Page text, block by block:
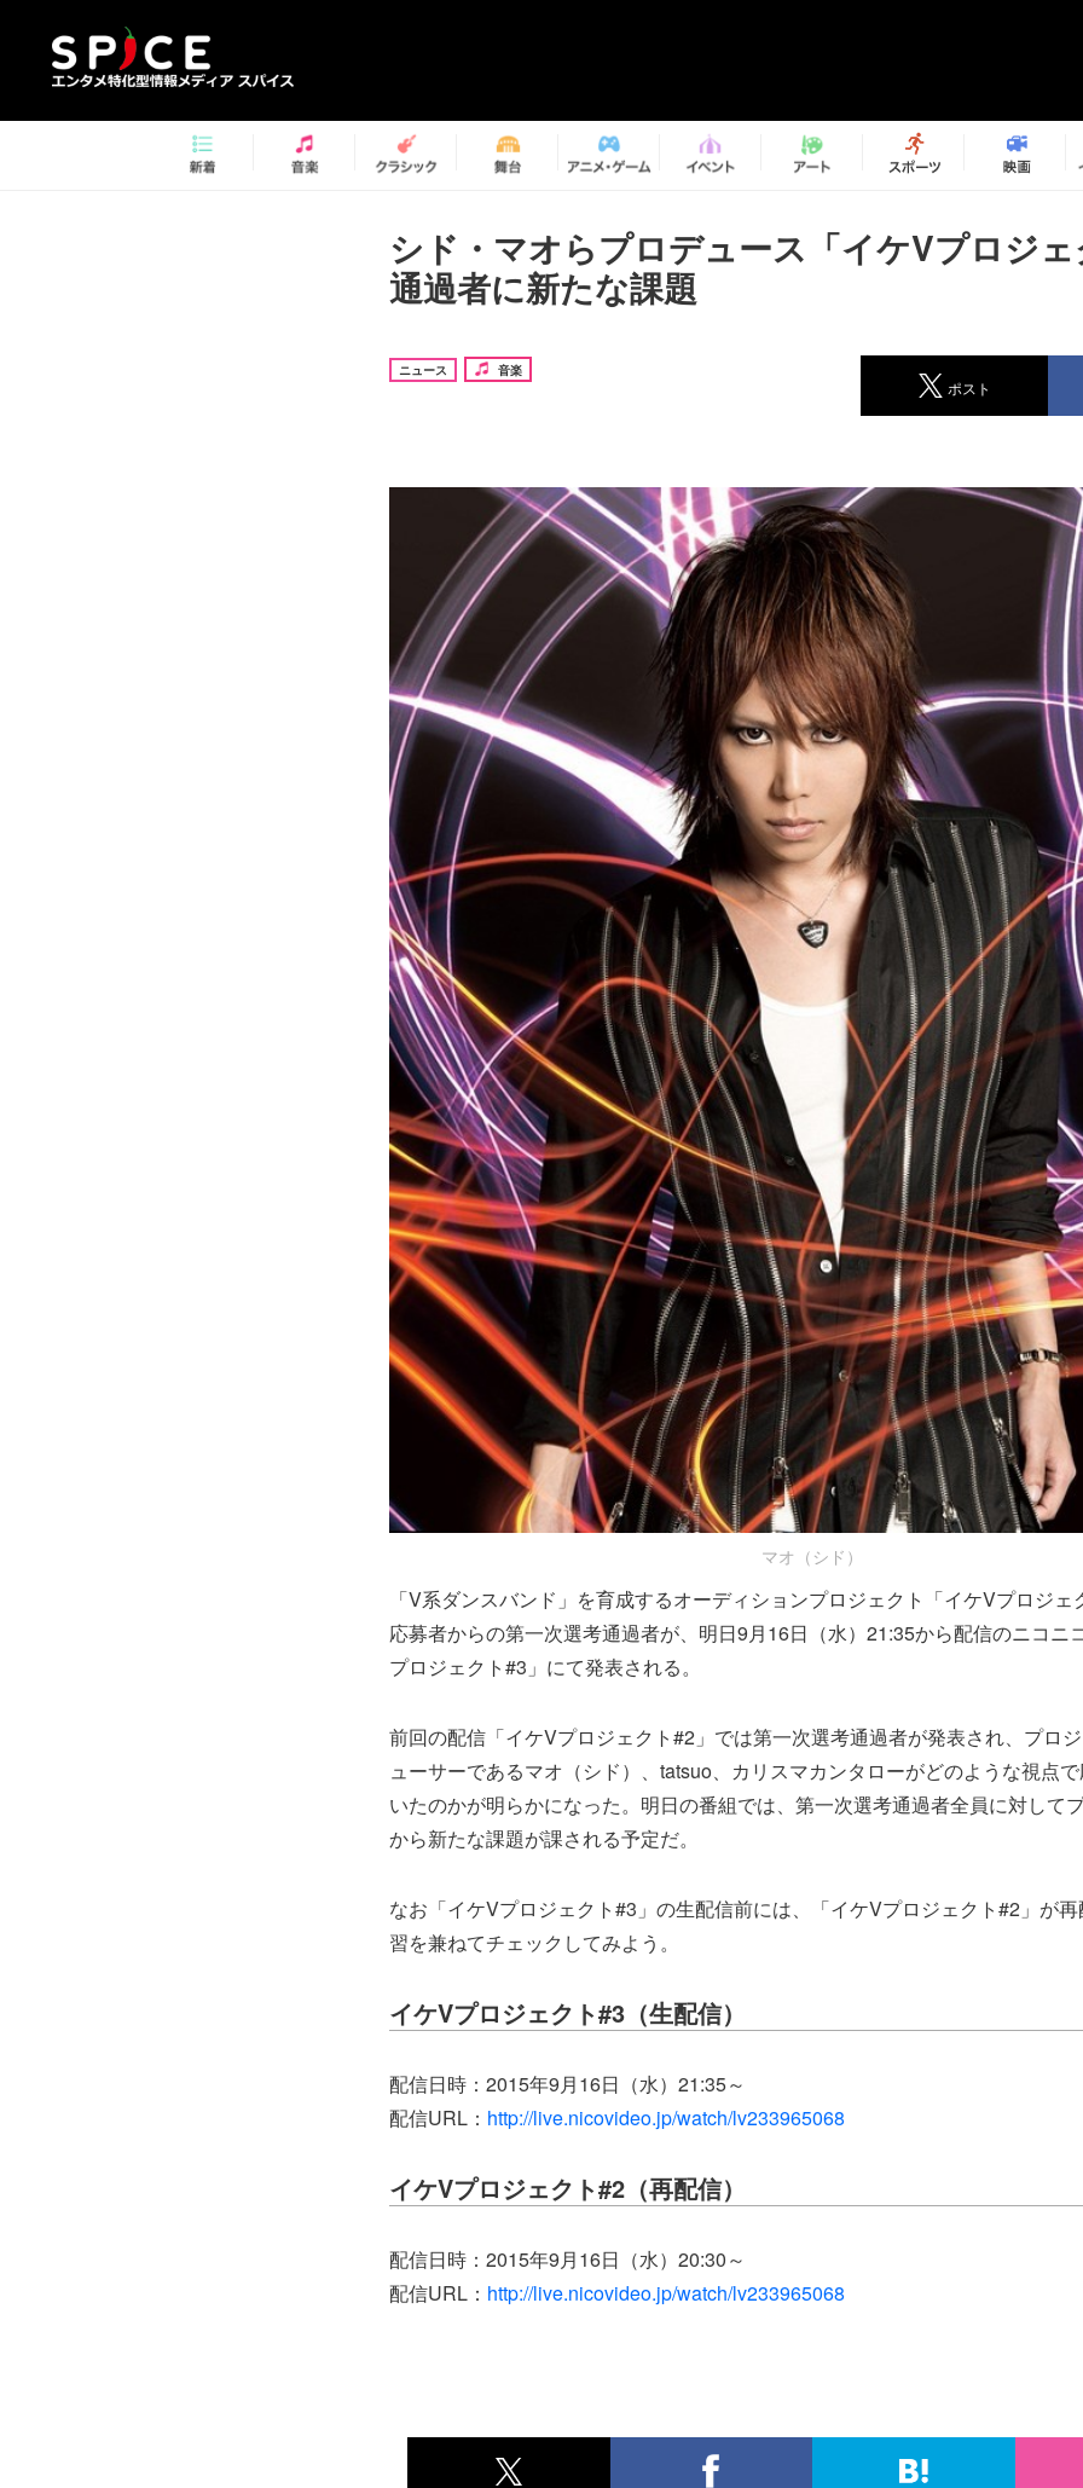
シド・マオらプロデュース「イケVプロジ
通過者に新たな課題
ニュース 音楽
ポスト
マオ（シド）
「V系ダンスバンド」を育成するオーディションプロジェクト「イケVプロジ
応募者からの第一次選考通過者が、明日9月16日（水）21:35から配信のニコニ
プロジェクト#3」にて発表される。
前回の配信「イケVプロジェクト#2」では第一次選考通過者が発表され、プロ
ューサーであるマオ（シド）、tatsuo、カリスマカンタローがどのような視点
いたのかが明らかになった。明日の番組では、第一次選考通過者全員に対して
から新たな課題が課される予定だ。
なお「イケVプロジェクト#3」の生配信前には、「イケVプロジェクト#2」が
習を兼ねてチェックしてみよう。
イケVプロジェクト#3（生配信）
配信日時：2015年9月16日（水）21:35～
配信URL： http://live.nicovideo.jp/watch/lv233965068
イケVプロジェクト#2（再配信）
配信日時：2015年9月16日（水）20:30～
配信URL： http://live.nicovideo.jp/watch/lv233965068